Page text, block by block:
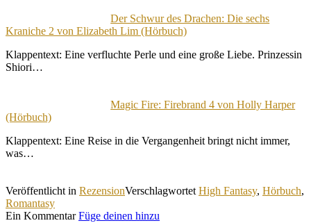
Der Schwur des Drachen: Die sechs
Kraniche 2 von Elizabeth Lim (Hörbuch)
Klappentext: Eine verfluchte Perle und eine große Liebe. Prinzessin
Shiori…
Magic Fire: Firebrand 4 von Holly Harper
(Hörbuch)
Klappentext: Eine Reise in die Vergangenheit bringt nicht immer,
was…
Veröffentlicht in RezensionVerschlagwortet High Fantasy, Hörbuch,
Romantasy
Ein KommentarFüge deinen hinzu